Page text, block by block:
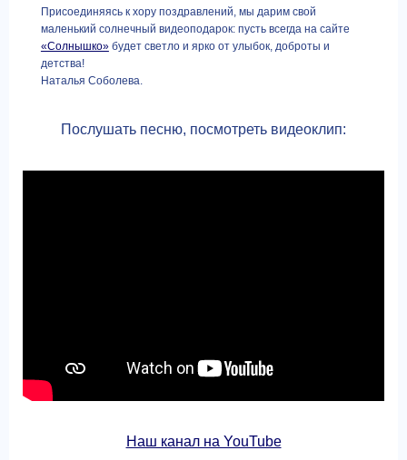
Присоединяясь к хору поздравлений, мы дарим свой
маленький солнечный видеоподарок: пусть всегда на сайте
«Солнышко»будет светло и ярко от улыбок, доброты и
детства!
Наталья Соболева.
Послушать песню, посмотреть видеоклип:
Наш канал на YouTube